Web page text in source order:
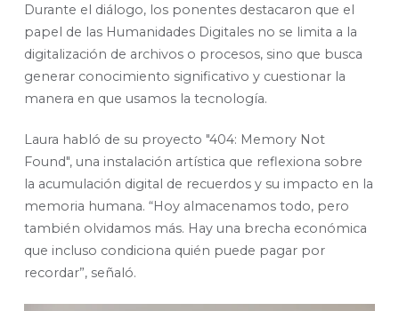
Durante el diálogo, los ponentes destacaron que el
papel de las Humanidades Digitales no se limita a la
digitalización de archivos o procesos, sino que busca
generar conocimiento significativo y cuestionar la
manera en que usamos la tecnología.
Laura habló de su proyecto "404: Memory Not
Found", una instalación artística que reflexiona sobre
la acumulación digital de recuerdos y su impacto en la
memoria humana. “Hoy almacenamos todo, pero
también olvidamos más. Hay una brecha económica
que incluso condiciona quién puede pagar por
recordar”, señaló.